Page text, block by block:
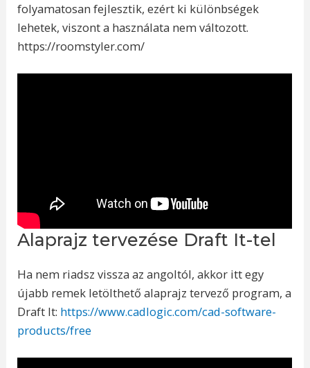
folyamatosan fejlesztik, ezért ki különbségek
lehetek, viszont a használata nem változott.
https://roomstyler.com/
Alaprajz tervezése Draft It-tel
Ha nem riadsz vissza az angoltól, akkor itt egy
újabb remek letölthető alaprajz tervező program, a
Draft It: https://www.cadlogic.com/cad-software-
products/free